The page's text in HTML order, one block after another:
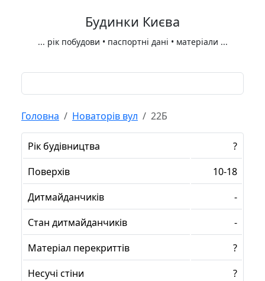
Будинки Києва
... рік побудови • паспортні дані • матеріали ...
Головна Новаторів вул 22Б
Рік будівництва
?
Поверхів
10-18
Дитмайданчиків
-
Стан дитмайданчиків
-
Матеріал перекриттів
?
Несучі стіни
?